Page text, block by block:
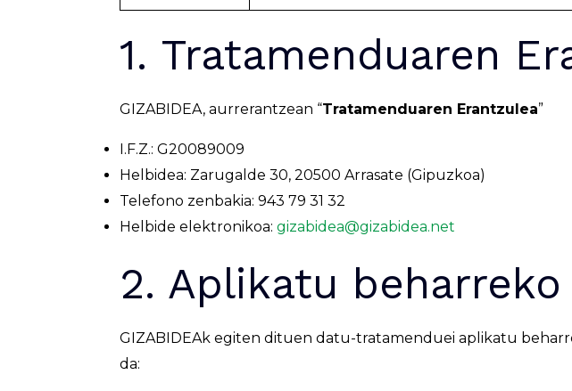
1. Tratamenduaren
GIZABIDEA, aurrerantzean “Tratamenduaren Erantzulea”
I.F.Z.: G20089009
Helbidea: Zarugalde 30, 20500 Arrasate (Gipuzkoa)
Telefono zenbakia: 943 79 31 32
Helbide elektronikoa:gizabidea@gizabidea.net
2. Aplikatu
GIZABIDEAk egiten dituen datu-tratamenduei aplikatu
da: